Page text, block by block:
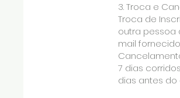
3. Troca e
Troca de
outra pessoa
mail
7 dias
dias antes